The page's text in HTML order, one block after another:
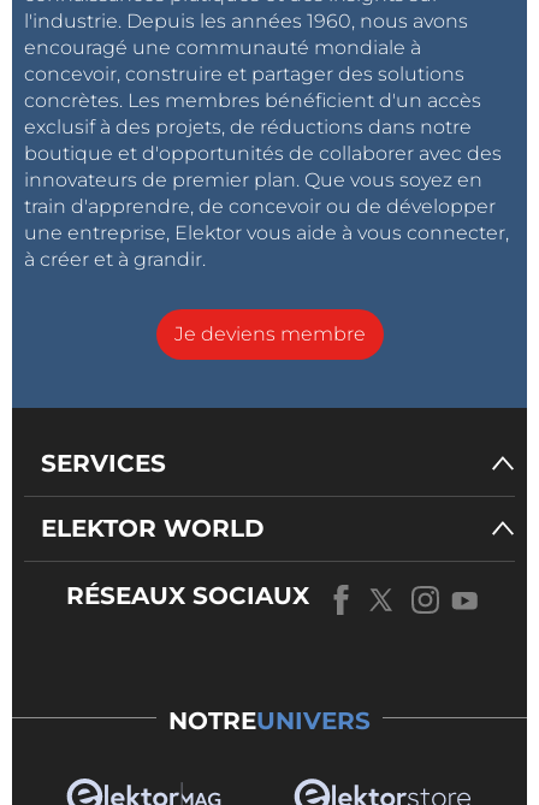
l'industrie. Depuis les années 1960, nous avons
encouragé une communauté mondiale à
concevoir, construire et partager des solutions
concrètes. Les membres bénéficient d'un accès
exclusif à des projets, de réductions dans notre
boutique et d'opportunités de collaborer avec des
innovateurs de premier plan. Que vous soyez en
train d'apprendre, de concevoir ou de développer
une entreprise, Elektor vous aide à vous connecter,
à créer et à grandir.
Je deviens membre
SERVICES
ELEKTOR WORLD
RÉSEAUX SOCIAUX
NOTREUNIVERS